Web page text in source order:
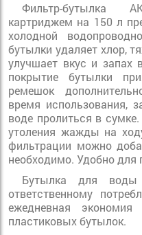
Фильтр-
картриджем на 150 л
холодной
бутылки удаляет хлор,
улучшает вкус и запах
покрытие бутылки
ремешок
время использования,
воде пролиться в
утоления жажды на
фильтрации можно
необходимо. Удобно для
Бутылка для
ответственному
ежедневная
пластиковых бутылок.